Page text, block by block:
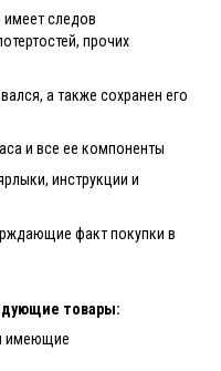
имеет следов
прочих
а также сохранен его
и все ее компоненты
инструкции и
факт покупки в
товары:
имеющие